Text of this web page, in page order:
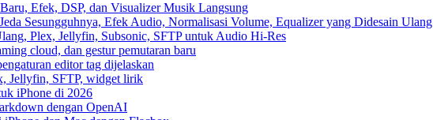
Efek, DSP, dan Visualizer Musik Langsung
Sesungguhnya, Efek Audio, Normalisasi Volume, Equalizer yang Didesain Ulang
Plex, Jellyfin, Subsonic, SFTP untuk Audio Hi-Res
cloud, dan gestur pemutaran baru
editor tag dijelaskan
Jellyfin, SFTP, widget lirik
iPhone di 2026
dengan OpenAI